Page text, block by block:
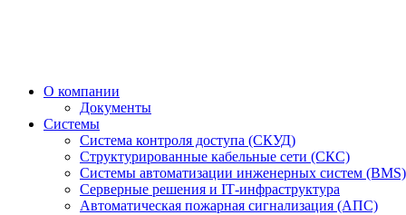
О компании
Документы
Системы
Система контроля доступа (СКУД)
Структурированные кабельные сети (СКС)
Системы автоматизации инженерных систем (BMS)
Серверные решения и IT‑инфраструктура
Автоматическая пожарная сигнализация (АПС)